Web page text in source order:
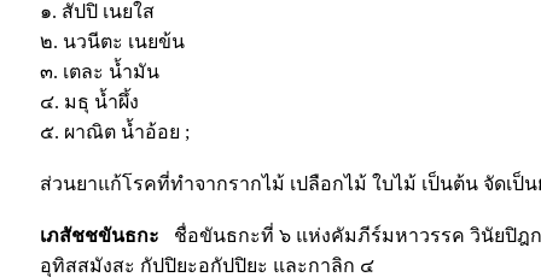
๑. สัปปิ เนยใส
๒. นวนีตะ เนยข้น
๓. เตละ น้ำมัน
๔. มธุ น้ำผึ้ง
๕. ผาณิต น้ำอ้อย ;
ส่วนยาแก้โรคที่ทำจากรากไม้ เปลือกไม้ ใบไม้ เป็นต้น จัดเป็น
เภสัชชขันธกะ
ชื่อขันธกะที่ ๖ แห่งคัมภีร์มหาวรรค วินัยปิฎ
อุทิสสมังสะ กัปปิยะอกัปปิยะ และกาลิก ๔